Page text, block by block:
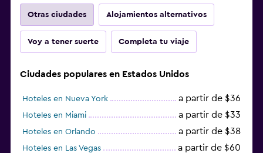
Otras ciudades Alojamientos alternativos
Voy a tener suerte Completa tu viaje
Ciudades populares en Estados Unidos
Hoteles en Nueva York a partir de $36
Hoteles en Miami a partir de $33
Hoteles en Orlando a partir de $38
Hoteles en Las Vegas a partir de $60